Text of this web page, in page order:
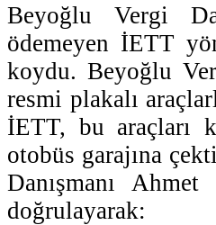
Beyoğlu Vergi
ödemeyen İETT
koydu. Beyoğlu
resmi plakalı
İETT, bu araçları
otobüs garajına
Danışmanı
doğrulayarak: